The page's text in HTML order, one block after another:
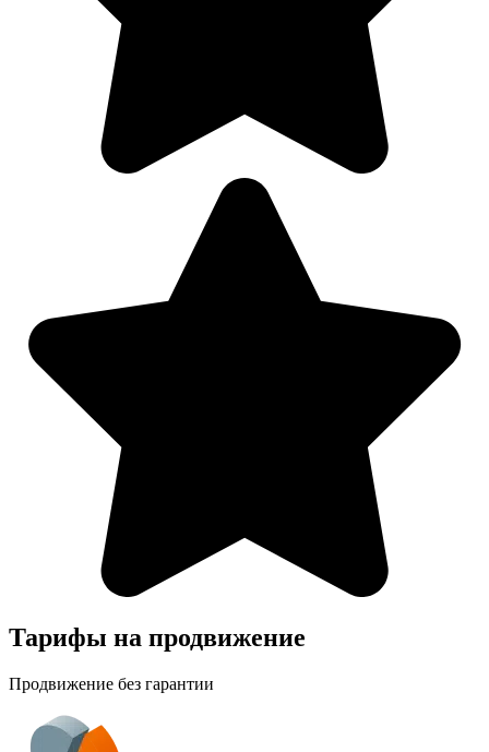
Тарифы на продвижение
Продвижение без гарантии